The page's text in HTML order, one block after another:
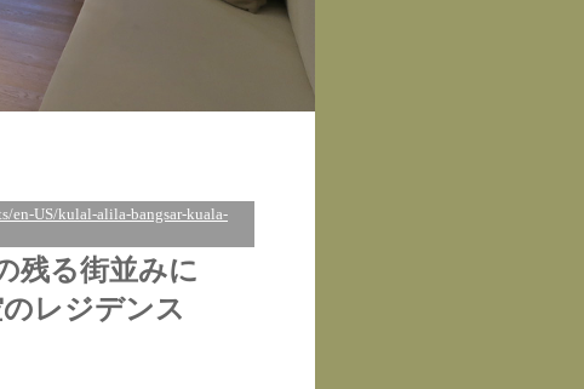
en-US/kulal-alila-bangsar-kuala-
残る街並みに
レジデンス